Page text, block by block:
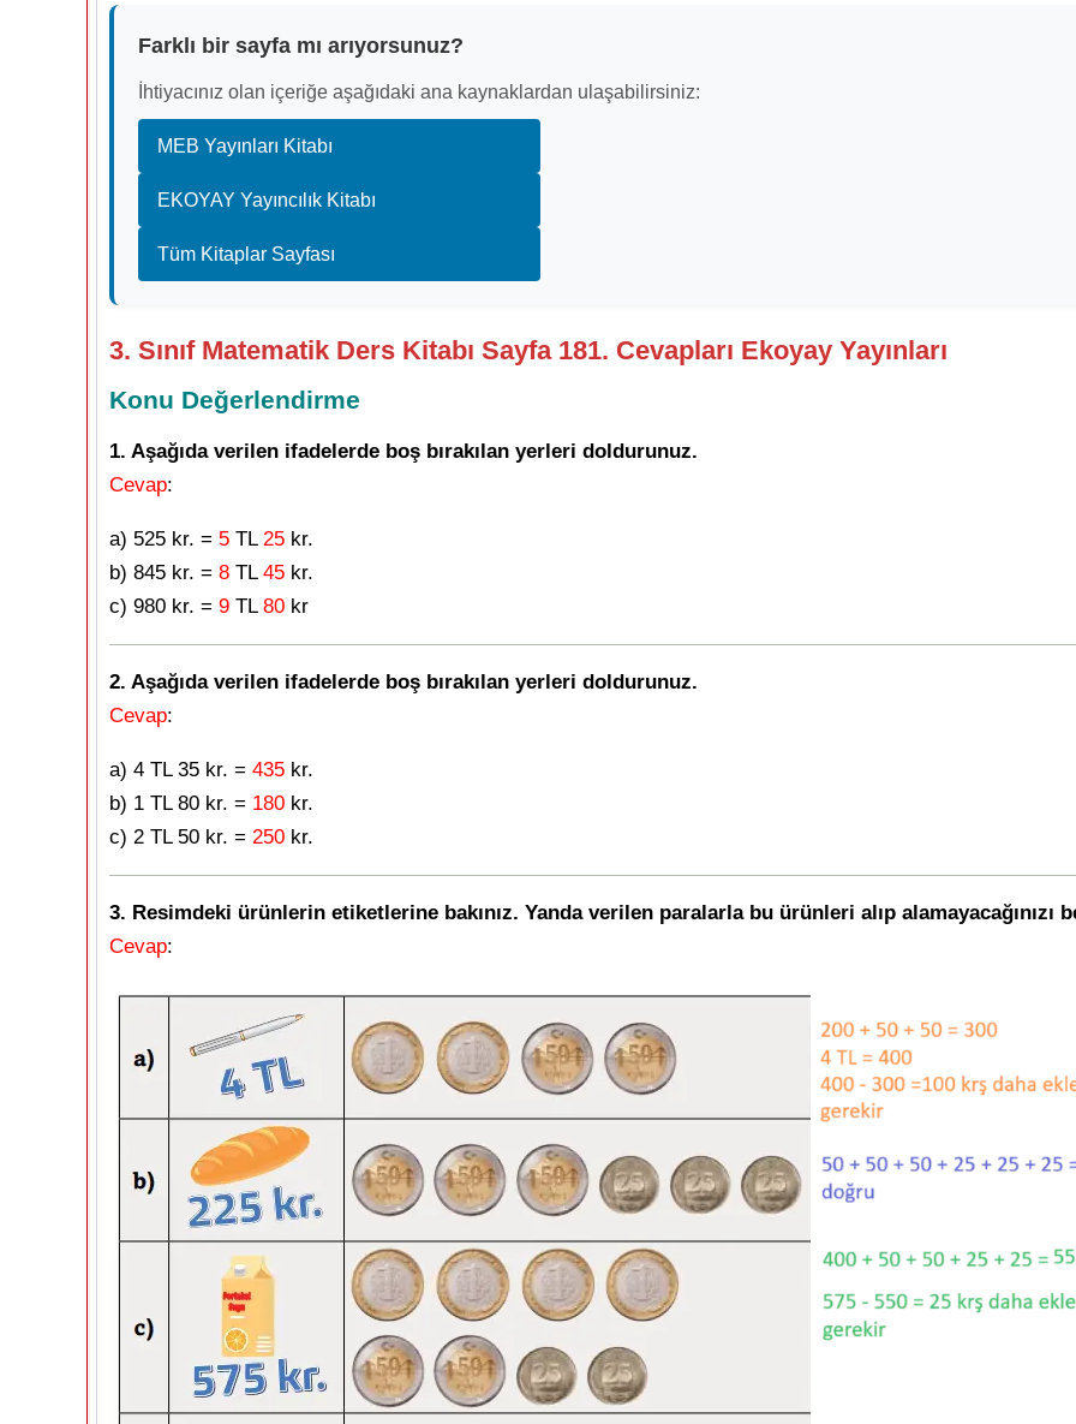
Farklı bir sayfa mı arıyorsunuz?
İhtiyacınız olan içeriğe aşağıdaki ana kaynaklardan ulaşabilirsiniz:
MEB Yayınları Kitabı
EKOYAY Yayıncılık Kitabı
Tüm Kitaplar Sayfası
3. Sınıf Matematik Ders Kitabı Sayfa 181. Cevapları Ekoyay Yayınları
Konu Değerlendirme
1. Aşağıda verilen ifadelerde boş bırakılan yerleri doldurunuz.
Cevap:
a) 525 kr. = 5 TL 25 kr.
b) 845 kr. = 8 TL 45 kr.
c) 980 kr. = 9 TL 80 kr
2. Aşağıda verilen ifadelerde boş bırakılan yerleri doldurunuz.
Cevap:
a) 4 TL 35 kr. = 435 kr.
b) 1 TL 80 kr. = 180 kr.
c) 2 TL 50 kr. = 250 kr.
3. Resimdeki ürünlerin etiketlerine bakınız. Yanda verilen paralarla bu ürünleri alıp alamayacağınızı
Cevap: